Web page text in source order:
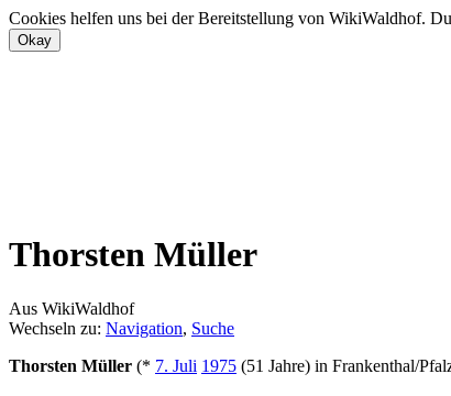
Cookies helfen uns bei der Bereitstellung von WikiWaldhof.
Thorsten Müller
Aus WikiWaldhof
Wechseln zu: Navigation, Suche
Thorsten Müller (* 7. Juli 1975 (51 Jahre) in Frankenthal/